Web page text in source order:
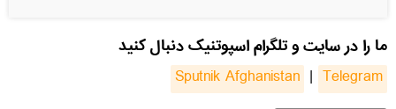
ما را در سایت و تلگرام اسپوتنیک دنبال کنید
Sputnik Afghanistan | Telegram